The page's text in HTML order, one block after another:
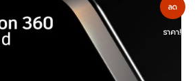
ลด
ราคา!